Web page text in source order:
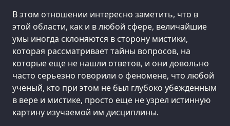
В этом отношении интересно заметить, что в
этой области, как и в любой сфере, величайшие
умы иногда склоняются в сторону мистики,
которая рассматривает тайны вопросов, на
которые еще не нашли ответов, и они довольно
часто серьезно говорили о феномене, что любой
ученый, кто при этом не был глубоко убежденным
в вере и мистике, просто еще не узрел истинную
картину изучаемой им дисциплины.